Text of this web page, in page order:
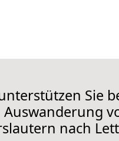
Sie
Auswanderung
nach